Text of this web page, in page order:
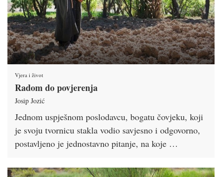
Vjera i život
Radom do povjerenja
Josip Jozić
Jednom uspješnom poslodavcu, bogatu čovjeku, koji
je svoju tvornicu stakla vodio savjesno i odgovorno,
postavljeno je jednostavno pitanje, na koje …